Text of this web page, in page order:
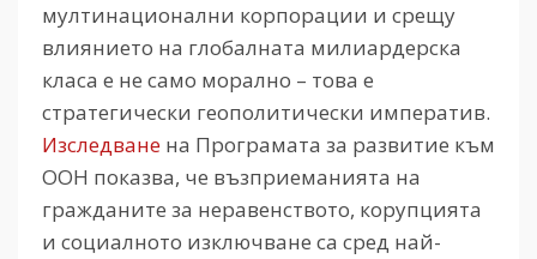
мултинационални корпорации и срещу
влиянието на глобалната милиардерска
класа е не само морално – това е
стратегически геополитически императив.
Изследване на Програмата за развитие към
ООН показва, че възприеманията на
гражданите за неравенството, корупцията
и социалното изключване са сред най-